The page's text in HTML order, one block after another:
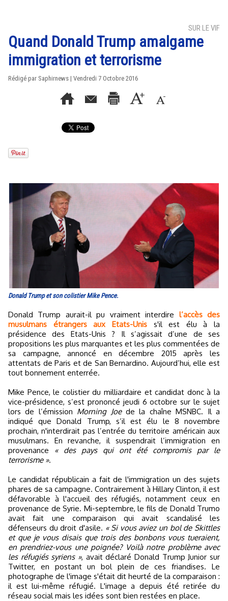
SUR LE VIF
Quand Donald Trump amalgame
immigration et terrorisme
Rédigé par Saphirnews | Vendredi 7 Octobre 2016
Donald Trump et son colistier Mike Pence.
Donald Trump aurait-il pu vraiment interdire l’accès des
musulmans étrangers aux Etats-Uniss'il est élu à la
présidence des Etats-Unis ? Il s’agissait d’une de ses
propositions les plus marquantes et les plus commentées de
sa campagne, annoncé en décembre 2015 après les
attentats de Paris et de San Bernardino. Aujourd’hui, elle est
tout bonnement enterrée.
Mike Pence, le colistier du milliardaire et candidat donc à la
vice-présidence, s’est prononcé jeudi 6 octobre sur le sujet
lors de l’émission Morning Joede la chaîne MSNBC. Il a
indiqué que Donald Trump, s’il est élu le 8 novembre
prochain, n'interdirait pas l’entrée du territoire américain aux
musulmans. En revanche, il suspendrait l’immigration en
provenance
« des pays qui ont été compromis par le
terrorisme ».
Le candidat républicain a fait de l'immigration un des sujets
phares de sa campagne. Contrairement à Hillary Clinton, il est
défavorable à l'accueil des réfugiés, notamment ceux en
provenance de Syrie. Mi-septembre, le fils de Donald Trumo
avait fait une comparaison qui avait scandalisé les
défenseurs du droit d'asile. « Si vous aviez un bol de Skittles
et que je vous disais que trois des bonbons vous tueraient,
en prendriez-vous une poignée? Voilà notre problème avec
les réfugiés syriens », avait déclaré Donald Trump Junior sur
Twitter, en postant un bol plein de ces friandises. Le
photographe de l'image s'était dit heurté de la comparaison :
il est lui-même réfugié. L'image a depuis été retirée du
réseau social mais les idées sont bien restées en place.